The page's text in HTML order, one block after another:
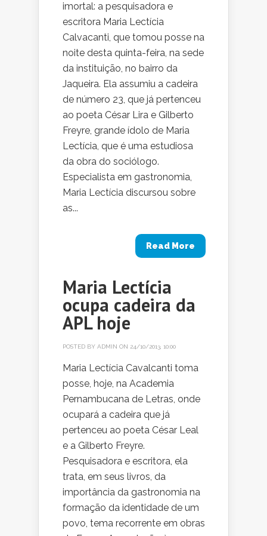
imortal: a pesquisadora e
escritora Maria Lectícia
Calvacanti, que tomou posse na
noite desta quinta-feira, na sede
da instituição, no bairro da
Jaqueira. Ela assumiu a cadeira
de número 23, que já pertenceu
ao poeta César Lira e Gilberto
Freyre, grande ídolo de Maria
Lectícia, que é uma estudiosa
da obra do sociólogo.
Especialista em gastronomia,
Maria Lectícia discursou sobre
as...
Read More
Maria Lectícia
ocupa cadeira da
APL hoje
POSTED BY ADMIN ON 24/10/2013, 10:00
Maria Lectícia Cavalcanti toma
posse, hoje, na Academia
Pernambucana de Letras, onde
ocupará a cadeira que já
pertenceu ao poeta César Leal
e a Gilberto Freyre.
Pesquisadora e escritora, ela
trata, em seus livros, da
importância da gastronomia na
formação da identidade de um
povo, tema recorrente em obras